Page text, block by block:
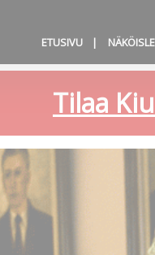
ETUSIVU
Tilaa